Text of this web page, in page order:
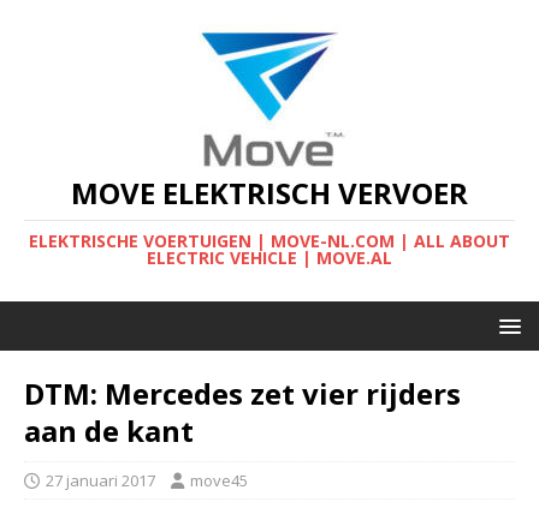
MOVE ELEKTRISCH VERVOER
ELEKTRISCHE VOERTUIGEN | MOVE-NL.COM | ALL ABOUT
ELECTRIC VEHICLE | MOVE.AL
DTM: Mercedes zet vier rijders
aan de kant
27 januari 2017 move45